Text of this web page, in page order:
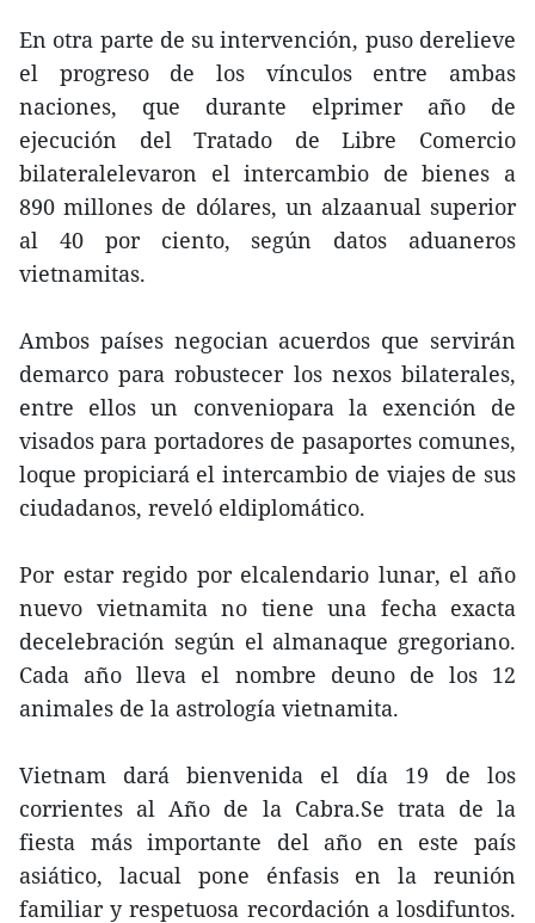
En otra parte de su intervención, puso derelieve
el progreso de los vínculos entre ambas
naciones, que durante elprimer año de
ejecución del Tratado de Libre Comercio
bilateralelevaron el intercambio de bienes a
890 millones de dólares, un alzaanual superior
al 40 por ciento, según datos aduaneros
vietnamitas.
Ambos países negocian acuerdos que servirán
demarco para robustecer los nexos bilaterales,
entre ellos un conveniopara la exención de
visados para portadores de pasaportes comunes,
loque propiciará el intercambio de viajes de sus
ciudadanos, reveló eldiplomático.
Por estar regido por elcalendario lunar, el año
nuevo vietnamita no tiene una fecha exacta
decelebración según el almanaque gregoriano.
Cada año lleva el nombre deuno de los 12
animales de la astrología vietnamita.
Vietnam dará bienvenida el día 19 de los
corrientes al Año de la Cabra.Se trata de la
fiesta más importante del año en este país
asiático, lacual pone énfasis en la reunión
familiar y respetuosa recordación a losdifuntos.